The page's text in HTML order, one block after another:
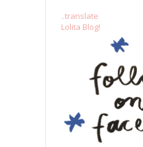
..translate
Lolita Blog!